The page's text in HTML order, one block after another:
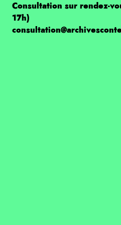
Consultation sur rendez-
17h)